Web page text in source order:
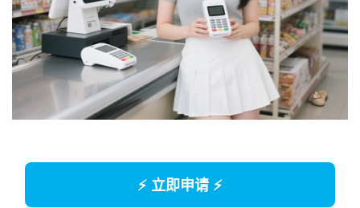
⚡ 立即申请 ⚡